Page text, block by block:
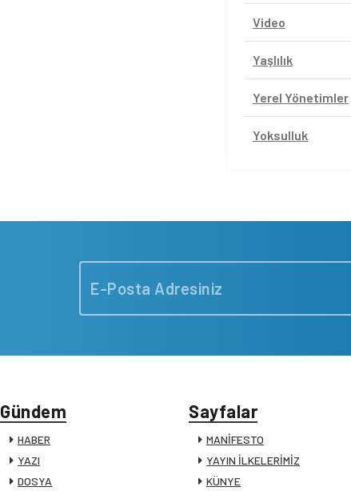
Video
Yaşlılık
Yerel Yönetimler
Yoksulluk
Gündem
HABER
YAZI
DOSYA
Sayfalar
MANİFESTO
YAYIN İLKELERİMİZ
KÜNYE